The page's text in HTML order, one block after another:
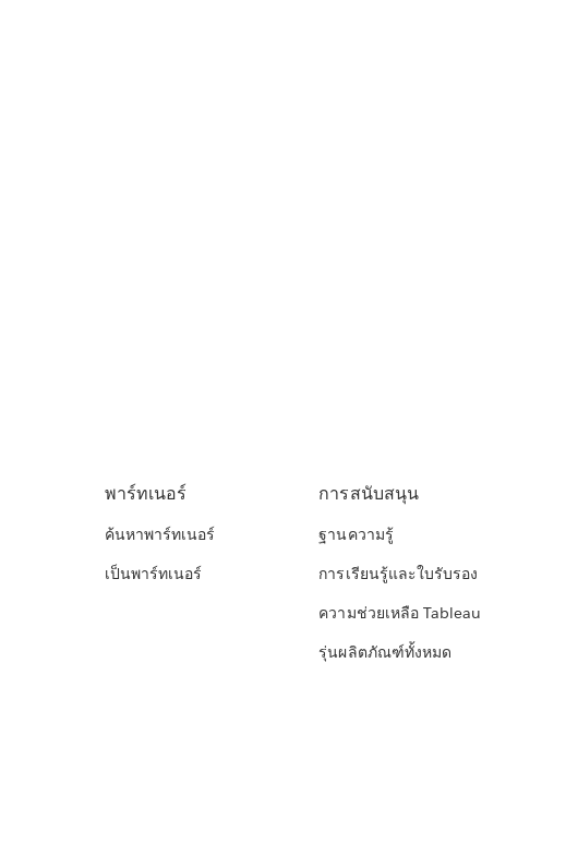
พาร์ทเนอร์
ค้นหาพาร์ทเนอร์
เป็นพาร์ทเนอร์
การสนับสนุน
ฐานความรู้
การเรียนรู้และใบรับรอง
ความช่วยเหลือ Tableau
รุ่นผลิตภัณฑ์ทั้งหมด